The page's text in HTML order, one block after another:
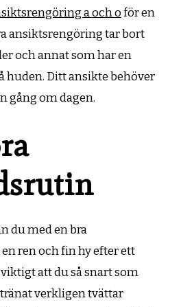
a och oför en
ansiktsrengöring tar bort
och annat som har en
huden. Ditt ansikte behöver
gång om dagen.
du med en bra
ren och fin hy efter ett
att du så snart som
verkligen tvättar